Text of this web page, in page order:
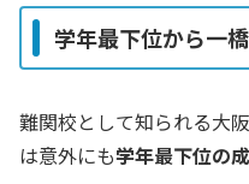
学年最下位から一
難関校として知られる大
は意外にも学年最下位の